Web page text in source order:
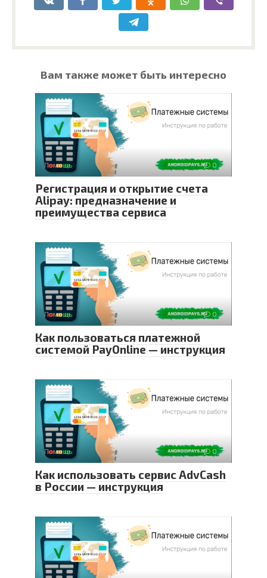
Вам также может быть интересно
Помощь 0
Регистрация и открытие счета
Alipay: предназначение и
преимущества сервиса
Помощь 0
Как пользоваться платежной
системой PayOnline — инструкция
Помощь 0
Как использовать сервис AdvCash
в России — инструкция